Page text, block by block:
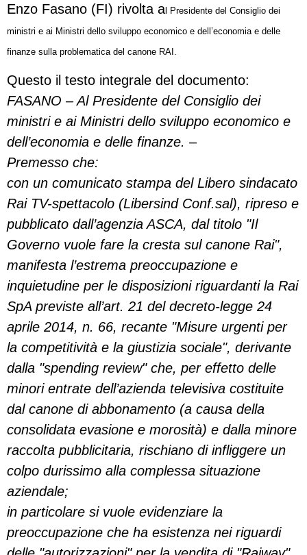
Enzo Fasano (FI) rivolta al Presidente del Consiglio dei
ministri e ai Ministri dello sviluppo economico e dell’economia e delle
finanze sulla problematica del canone RAI.
Questo il testo integrale del documento:
FASANO – Al Presidente del Consiglio dei
ministri e ai Ministri dello sviluppo economico e
dell’economia e delle finanze. –
Premesso che:
con un comunicato stampa del Libero sindacato
Rai TV-spettacolo (Libersind Conf.sal), ripreso e
pubblicato dall’agenzia ASCA, dal titolo "Il
Governo vuole fare la cresta sul canone Rai",
manifesta l’estrema preoccupazione e
inquietudine per le disposizioni riguardanti la Rai
SpA previste all’art. 21 del decreto-legge 24
aprile 2014, n. 66, recante "Misure urgenti per
la competitività e la giustizia sociale", derivante
dalla "spending review" che, per effetto delle
minori entrate dell’azienda televisiva costituite
dal canone di abbonamento (a causa della
consolidata evasione e morosità) e dalla minore
raccolta pubblicitaria, rischiano di infliggere un
colpo durissimo alla complessa situazione
aziendale;
in particolare si vuole evidenziare la
preoccupazione che ha esistenza nei riguardi